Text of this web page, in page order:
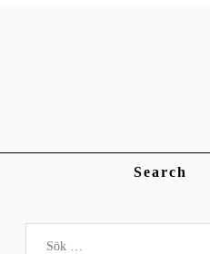
Search
efter: